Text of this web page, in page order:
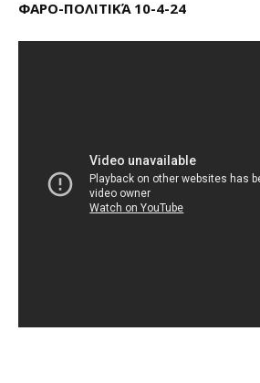
ΦΑΡΟ-ΠΟΛΙΤΙΚΆ 10-4-24